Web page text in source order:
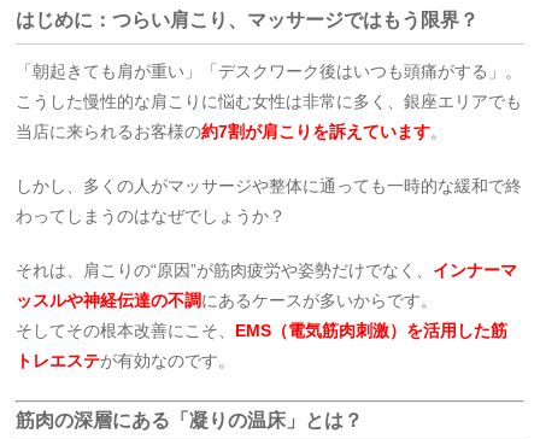
はじめに：つらい肩こり、マッサージではもう限界？
「朝起きても肩が重い」「デスクワーク後はいつも頭痛がする」。
こうした慢性的な肩こりに悩む女性は非常に多く、銀座エリアでも
当店に来られるお客様の約7割が肩こりを訴えています。
しかし、多くの人がマッサージや整体に通っても一時的な緩和で終
わってしまうのはなぜでしょうか？
それは、肩こりの“原因”が筋肉疲労や姿勢だけでなく、 インナーマ
ッスルや神経伝達の不調にあるケースが多いからです。
そしてその根本改善にこそ、 EMS（電気筋肉刺激）を活用した筋
トレエステが有効なのです。
筋肉の深層にある「凝りの温床」とは？